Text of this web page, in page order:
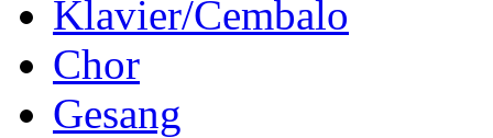
Klavier/Cembalo
Chor
Gesang